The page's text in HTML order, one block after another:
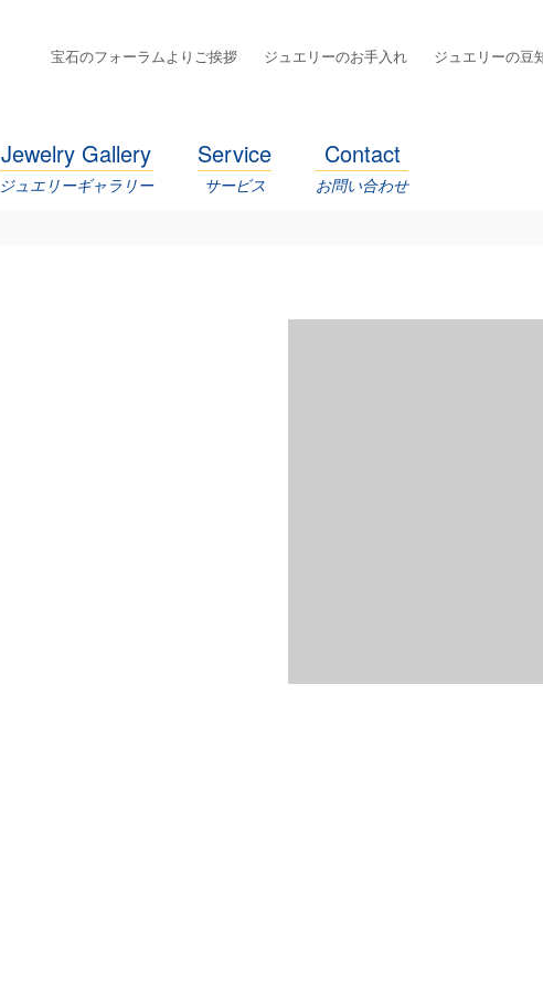
宝石のフォーラムよりご挨拶 ジュエリーのお手入れ ジュエリーの豆
Jewelry Gallery
ジュエリーギャラリー
Service
サービス
Contact
お問い合わせ